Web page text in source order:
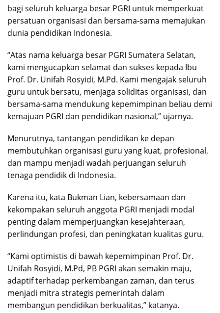
bagi seluruh keluarga besar PGRI untuk memperkuat
persatuan organisasi dan bersama-sama memajukan
dunia pendidikan Indonesia.
“Atas nama keluarga besar PGRI Sumatera Selatan,
kami mengucapkan selamat dan sukses kepada Ibu
Prof. Dr. Unifah Rosyidi, M.Pd. Kami mengajak seluruh
guru untuk bersatu, menjaga soliditas organisasi, dan
bersama-sama mendukung kepemimpinan beliau demi
kemajuan PGRI dan pendidikan nasional,” ujarnya.
Menurutnya, tantangan pendidikan ke depan
membutuhkan organisasi guru yang kuat, profesional,
dan mampu menjadi wadah perjuangan seluruh
tenaga pendidik di Indonesia.
Karena itu, kata Bukman Lian, kebersamaan dan
kekompakan seluruh anggota PGRI menjadi modal
penting dalam memperjuangkan kesejahteraan,
perlindungan profesi, dan peningkatan kualitas guru.
“Kami optimistis di bawah kepemimpinan Prof. Dr.
Unifah Rosyidi, M.Pd, PB PGRI akan semakin maju,
adaptif terhadap perkembangan zaman, dan terus
menjadi mitra strategis pemerintah dalam
membangun pendidikan berkualitas,” katanya.